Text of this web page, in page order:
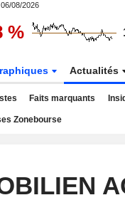
08/2026
%
Actualités
Faits marquants
Zonebourse